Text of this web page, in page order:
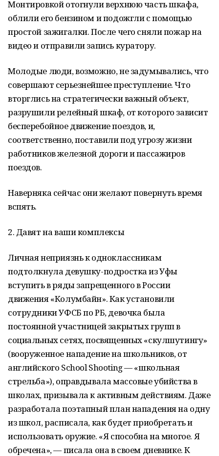
Монтировкой отогнули верхнюю часть шкафа,
облили его бензином и подожгли с помощью
простой зажигалки. После чего сняли пожар на
видео и отправили запись куратору.
Молодые люди, возможно, не задумывались, что
совершают серьезнейшее преступление. Что
вторглись на стратегически важный объект,
разрушили релейный шкаф, от которого зависит
бесперебойное движение поездов, и,
соответственно, поставили под угрозу жизни
работников железной дороги и пассажиров
поездов.
Наверняка сейчас они желают повернуть время
вспять.
2. Давят на ваши комплексы
Личная неприязнь к одноклассникам
подтолкнула девушку-подростка из Уфы
вступить в ряды запрещенного в России
движения «Колумбайн». Как установили
сотрудники УФСБ по РБ, девочка была
постоянной участницей закрытых групп в
социальных сетях, посвященных «скулшутингу»
(вооруженное нападение на школьников, от
английского School Shooting — «школьная
стрельба»), оправдывала массовые убийства в
школах, призывала к активным действиям. Даже
разработала поэтапный план нападения на одну
из школ, расписала, как будет приобретать и
использовать оружие. «Я способна на многое. Я
обречена», — писала она в своем дневнике. К